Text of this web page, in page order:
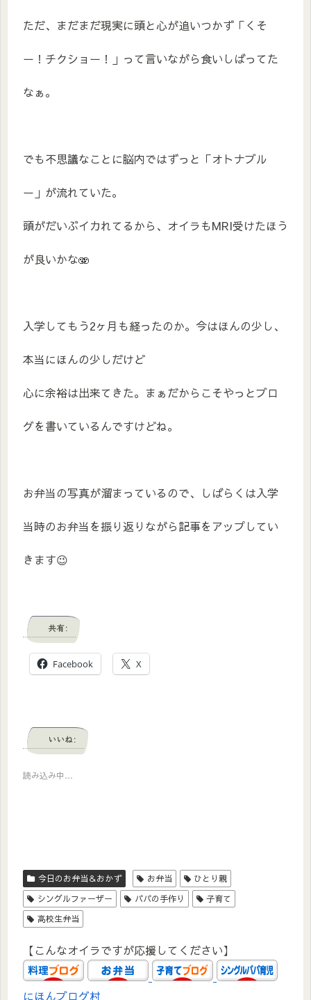
ただ、まだまだ現実に頭と心が追いつかず「くそ
ー！チクショー！」って言いながら食いしばってた
なぁ。
でも不思議なことに脳内ではずっと「オトナブル
ー」が流れていた。
頭がだいぶイカれてるから、オイラもMRI受けたほう
が良いかな🫨
入学してもう2ヶ月も経ったのか。今はほんの少し、
本当にほんの少しだけど
心に余裕は出来てきた。まぁだからこそやっとブロ
グを書いているんですけどね。
お弁当の写真が溜まっているので、しばらくは入学
当時のお弁当を振り返りながら記事をアップしてい
きます😉
共有:
Facebook X
いいね:
読み込み中…
今日のお弁当＆おかず お弁当
ひとり親
シングルファーザー
パパの手作り
子育て
高校生弁当
【こんなオイラですが応援してください】
にほんブログ村